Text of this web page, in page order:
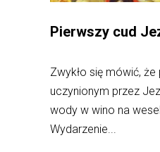
Pierwszy cud
Zwykło się mówić,
uczynionym przez
wody w wino na
Wydarzenie...